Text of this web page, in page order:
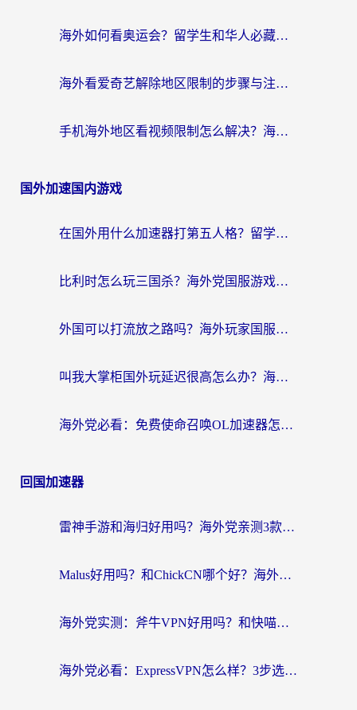
海外如何看奥运会？留学生和华人必藏的体育赛事观看终极指南
海外看爱奇艺解除地区限制的步骤与注意事项详解：留学生必看的无卡顿追剧指南
手机海外地区看视频限制怎么解决？海外党追剧看片的实用指南
国外加速国内游戏
在国外用什么加速器打第五人格？留学生亲测：这6个功能才是关键！
比利时怎么玩三国杀？海外党国服游戏加速器终极指南（附问道CODOL优化方案）
外国可以打流放之路吗？海外玩家国服游戏畅玩终极指南（附实测推荐）
叫我大掌柜国外玩延迟很高怎么办？海外党亲测的国服游戏加速全攻略
海外党必看：免费使命召唤OL加速器怎么选？3个国服游戏加速痛点一次性解决
回国加速器
雷神手游和海归好用吗？海外党亲测3款热门回国加速器+番茄加速器深度体验
Malus好用吗？和ChickCN哪个好？海外党亲测：选对回国加速器，追剧游戏不卡顿
海外党实测：斧牛VPN好用吗？和快喵VPN对比哪个回国效果更好？附3款热门加速器深度分析
海外党必看：ExpressVPN怎么样？3步选对回国加速器，无缝刷国内剧玩手游